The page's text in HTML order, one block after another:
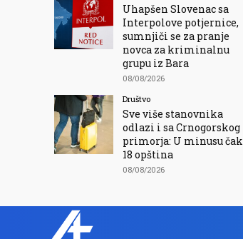
Uhapšen Slovenac sa
Interpolove potjernice,
sumnjiči se za pranje
novca za kriminalnu
grupu iz Bara
08/08/2026
Društvo
Sve više stanovnika
odlazi i sa Crnogorskog
primorja: U minusu čak
18 opština
08/08/2026